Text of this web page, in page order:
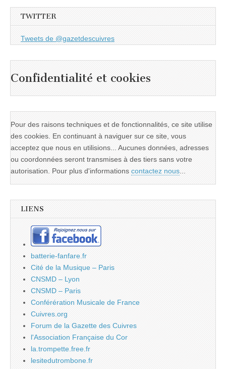
TWITTER
Tweets de @gazetdescuivres
Confidentialité et cookies
Pour des raisons techniques et de fonctionnalités, ce site utilise
des cookies. En continuant à naviguer sur ce site, vous
acceptez que nous en utilisions... Aucunes données, adresses
ou coordonnées seront transmises à des tiers sans votre
autorisation. Pour plus d'informations contactez nous...
LIENS
batterie-fanfare.fr
Cité de la Musique – Paris
CNSMD – Lyon
CNSMD – Paris
Conférération Musicale de France
Cuivres.org
Forum de la Gazette des Cuivres
l'Association Française du Cor
la.trompette.free.fr
lesitedutrombone.fr